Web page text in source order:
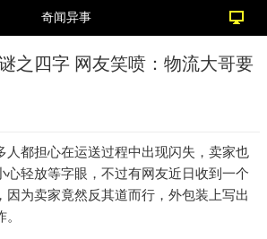
奇闻异事
之四字 网友笑喷：物流大哥要
人都担心在运送过程中出现闪失，卖家也
心轻放等字眼，不过有网友近日收到一个
因为卖家竟然反其道而行，外包装上写出